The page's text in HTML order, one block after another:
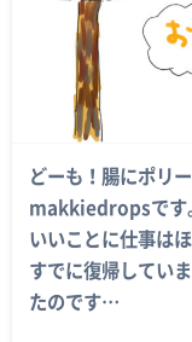
どーも！腸にポリ
makkiedropsです
いいことに仕事は
すでに復帰してい
たのです…